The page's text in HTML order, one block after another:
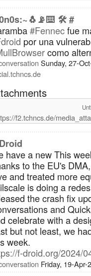
🛠️ #
#Fennecfue
por una
como
Sunday, 27-
f2.tchncs.de/
have a new This
to the EU's
and treated more
is doing a
the crash fix
and
celebrate with a
but not least, we
week.
f-droid.org/2024/
Friday, 19-Apr-